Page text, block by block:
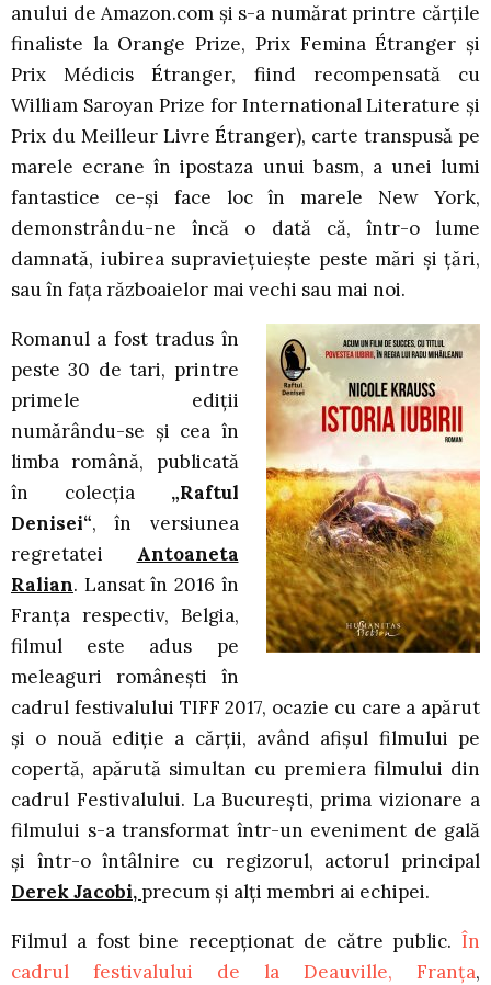
anului de Amazon.com și s-a numărat printre cărțile
finaliste la Orange Prize, Prix Femina Étranger și
Prix Médicis Étranger, fiind recompensată cu
William Saroyan Prize for International Literature și
Prix du Meilleur Livre Étranger), carte transpusă pe
marele ecrane în ipostaza unui basm, a unei lumi
fantastice ce-și face loc în marele New York,
demonstrându-ne încă o dată că, într-o lume
damnată, iubirea supraviețuiește peste mări și țări,
sau în fața războaielor mai vechi sau mai noi.
Romanul a fost tradus în
peste 30 de tari, printre
primele ediții
numărându-se și cea în
limba română, publicată
în colecția „Raftul
Denisei“, în versiunea
regretatei Antoaneta
Ralian. Lansat în 2016 în
Franța respectiv, Belgia,
filmul este adus pe
meleaguri românești în
cadrul festivalului TIFF 2017, ocazie cu care a apărut
și o nouă ediție a cărții, având afișul filmului pe
copertă, apărută simultan cu premiera filmului din
cadrul Festivalului. La București, prima vizionare a
filmului s-a transformat într-un eveniment de gală
și într-o întâlnire cu regizorul, actorul principal
Derek Jacobi, precum și alți membri ai echipei.
Filmul a fost bine recepționat de către public. În
cadrul festivalului de la Deauville, Franța,